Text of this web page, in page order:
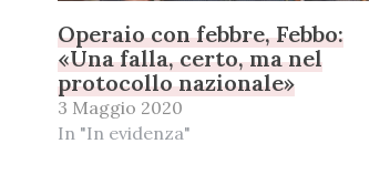
Operaio con febbre, Febbo:
«Una falla, certo, ma nel
protocollo nazionale»
3 Maggio 2020
In "In evidenza"